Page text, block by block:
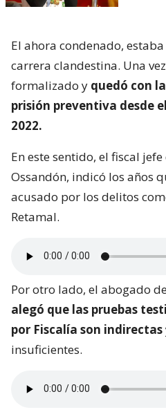
El ahora condenado,
carrera clandestina. Una
formalizado y quedó con
prisión preventiva desde
2022.
En este sentido, el fiscal
Ossandón, indicó los años
acusado por los delitos
Retamal.
Por otro lado, el abogado
alegó que las pruebas
por Fiscalía son indirectas
insuficientes.